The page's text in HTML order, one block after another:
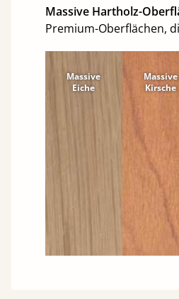
Massive Hartholz-
Premium-Oberflächen,
Massive
Eiche
Massive
Kirsche